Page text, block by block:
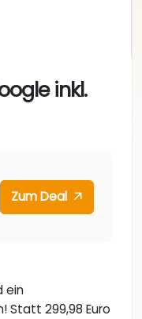
inkl.
Zum Deal
ein
Statt 299,98 Euro